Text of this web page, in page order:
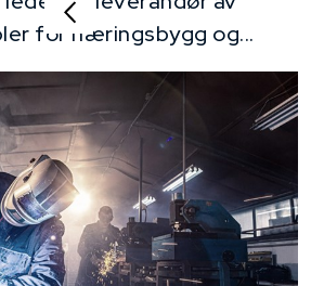
for næringsbygg og...